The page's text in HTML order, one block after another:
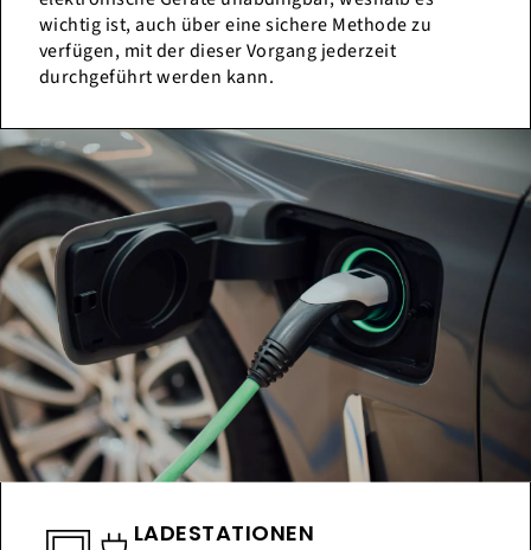
wichtig ist, auch über eine sichere Methode zu
verfügen, mit der dieser Vorgang jederzeit
durchgeführt werden kann.
LADESTATIONEN